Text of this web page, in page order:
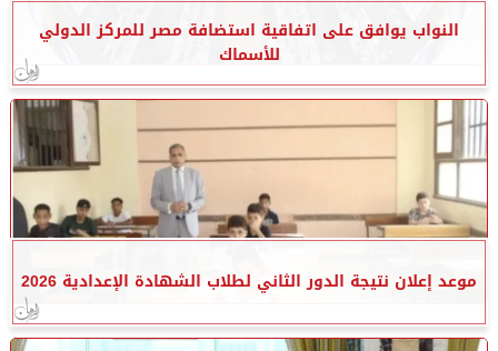
النواب يوافق على اتفاقية استضافة مصر للمركز الدولي
للأسماك
موعد إعلان نتيجة الدور الثاني لطلاب الشهادة الإعدادية 2026